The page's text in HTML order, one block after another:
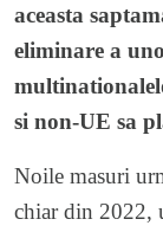
aceasta
eliminare a
si non-UE sa
Noile masuri
chiar din 2022,